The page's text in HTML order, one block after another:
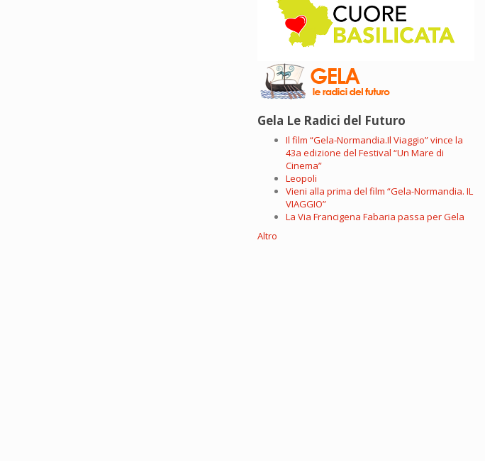
Gela Le Radici del Futuro
Il film “Gela-Normandia.Il Viaggio” vince la
43a edizione del Festival “Un Mare di
Cinema”
Leopoli
Vieni alla prima del film “Gela-Normandia. IL
VIAGGIO”
La Via Francigena Fabaria passa per Gela
Altro